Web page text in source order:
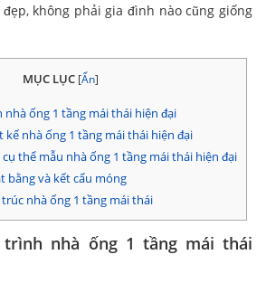
không phải gia đình nào cũng giống
MỤC LỤC [Ẩn]
ống 1 tầng mái thái hiện đại
kế nhà ống 1 tầng mái thái hiện đại
thể mẫu nhà ống 1 tầng mái thái hiện đại
bằng và kết cấu móng
nhà ống 1 tầng mái thái
trình nhà ống 1 tầng mái thái